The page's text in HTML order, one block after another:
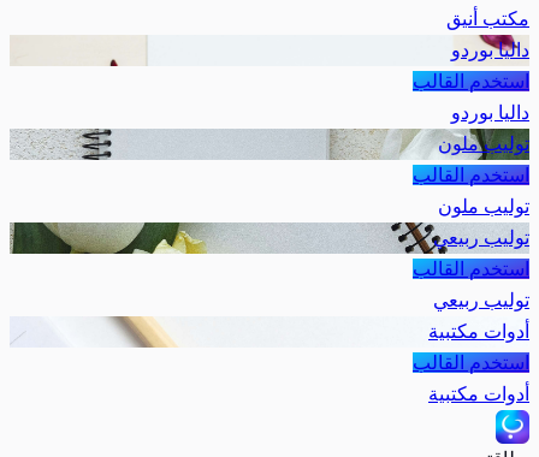
مكتب أنيق
داليا بوردو
استخدم القالب
داليا بوردو
توليب ملون
استخدم القالب
توليب ملون
توليب ربيعي
استخدم القالب
توليب ربيعي
أدوات مكتبية
استخدم القالب
أدوات مكتبية